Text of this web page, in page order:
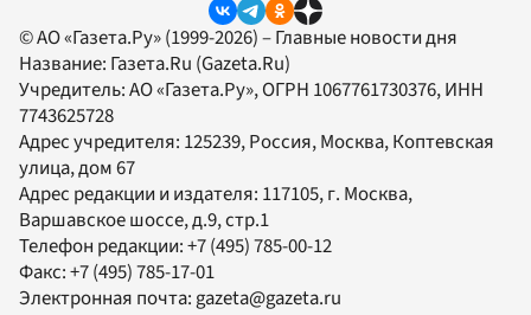
© АО «Газета.Ру» (1999-2026) – Главные новости дня
Название: Газета.Ru (Gazeta.Ru)
Учредитель:АО «Газета.Ру», ОГРН 1067761730376, ИНН
7743625728
Адрес учредителя: 125239, Россия, Москва, Коптевская
улица, дом 67
Адрес редакции и издателя: 117105, г. Москва,
Варшавское шоссе, д.9, стр.1
Телефон редакции:+7 (495) 785-00-12
Факс:+7 (495) 785-17-01
Электронная почта:gazeta@gazeta.ru